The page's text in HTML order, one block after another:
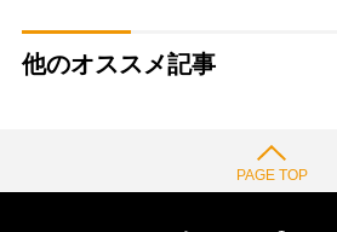
他のオススメ記事
PAGE TOP